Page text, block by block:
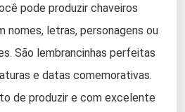
pode produzir chaveiros
letras, personagens ou
São lembrancinhas perfeitas
e datas comemorativas.
de produzir e com excelente